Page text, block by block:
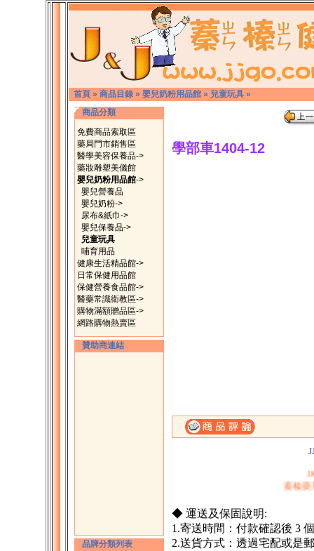
首頁 » 商品目錄 » 嬰兒奶粉用品館 » 兒童玩具 »
商品分類
免費商品索取區
藥局門市銷售區
醫學美容保養品->
藥妝雕塑美儀館
嬰兒奶粉用品館->
嬰兒營養品
嬰兒奶粉->
尿布&紙巾->
嬰兒保養品->
兒童玩具
哺育用品
健康生活精品館->
日常保健用品館
保健營養食品館->
醫藥常識衛教區->
購物滿額贈品區->
網路購物熱賣區
贊助商連結
品牌分類列表
學部車1404-12
一、購滿1500元
二、購物滿2000
蓁榛藥
◆ 運送及保固說明:
1.寄送時間：付款確認後 3
2.送貨方式：透過宅配或是